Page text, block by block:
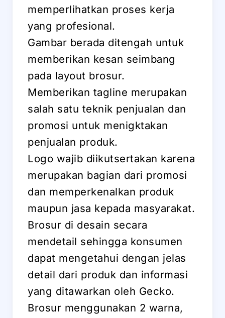
memperlihatkan proses kerja
yang profesional.
Gambar berada ditengah untuk
memberikan kesan seimbang
pada layout brosur.
Memberikan tagline merupakan
salah satu teknik penjualan dan
promosi untuk menigktakan
penjualan produk.
Logo wajib diikutsertakan karena
merupakan bagian dari promosi
dan memperkenalkan produk
maupun jasa kepada masyarakat.
Brosur di desain secara
mendetail sehingga konsumen
dapat mengetahui dengan jelas
detail dari produk dan informasi
yang ditawarkan oleh Gecko.
Brosur menggunakan 2 warna,